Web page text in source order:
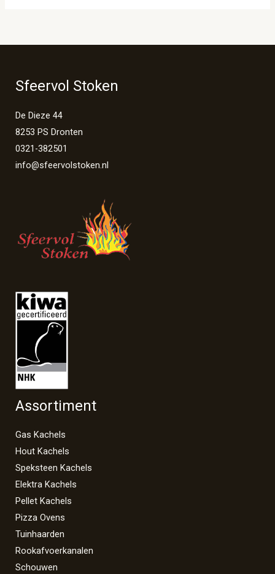
Sfeervol Stoken
De Dieze 44
8253 PS Dronten
0321-382501
info@sfeervolstoken.nl
Assortiment
Gas Kachels
Hout Kachels
Speksteen Kachels
Elektra Kachels
Pellet Kachels
Pizza Ovens
Tuinhaarden
Rookafvoerkanalen
Schouwen